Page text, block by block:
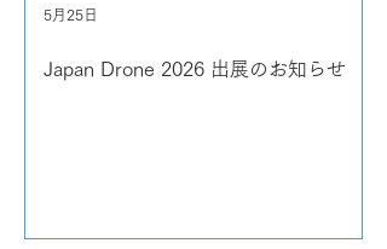
Japan Drone 2026 出展のお知らせ
5月25日